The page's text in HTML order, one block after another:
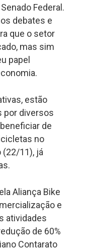
Federal.
debates e
que o setor
mas sim
papel
estão
por diversos
de
no
11), já
Aliança Bike
e
atividades
de 60%
Contarato